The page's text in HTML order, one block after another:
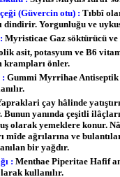
(Güvercin otu) : Tıbbî
dindirir. Yorgunluğu ve
Myristicae Gaz söktürücü
asit, potasyum ve B6
krampları önler.
: Gummi Myrrihae Antiseptik
çay hâlinde
Bunun yanında çeşitli
olarak yemeklere konur.
mîde ağrılarına ve
bir yağdır.
: Menthae Piperitae Hafif
kullanılır.